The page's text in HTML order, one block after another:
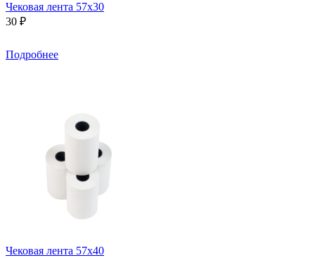
Чековая лента 57х30
30 ₽
Подробнее
Чековая лента 57х40